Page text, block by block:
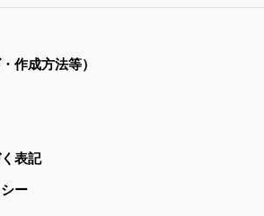
作成方法等）
表記
ー